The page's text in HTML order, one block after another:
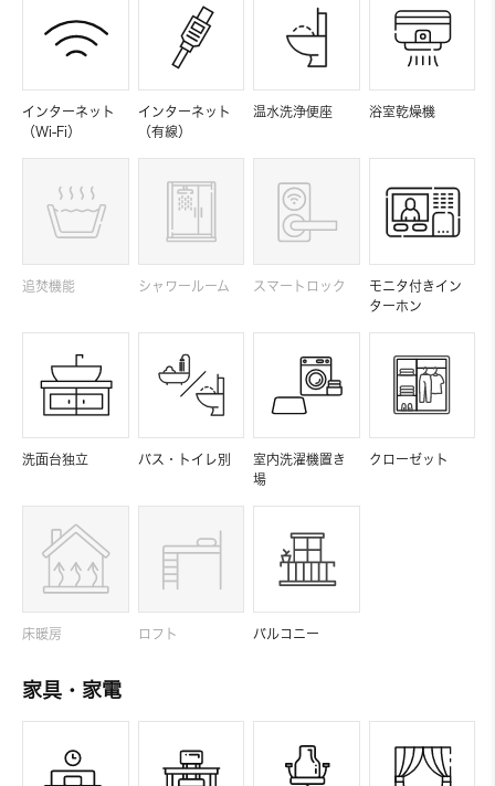
インターネット
（Wi-Fi）
インターネット
（有線）
温水洗浄便座 浴室乾燥機
追焚機能 シャワールーム スマートロック
モニタ付きイン
ターホン
洗面台独立 バス・トイレ別
室内洗濯機置き
場
クローゼット
床暖房 ロフト バルコニー
家具・家電